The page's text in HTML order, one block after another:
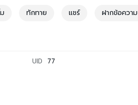
ทักทาย แชร์ ฝากข้อความ
UID
77